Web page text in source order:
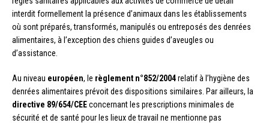
interdit formellement la présence d’animaux dans les établissements
où sont préparés, transformés, manipulés ou entreposés des denrées
alimentaires, à l’exception des chiens guides d’aveugles ou
d’assistance.
Au niveau européen, le règlement n°852/2004relatif à l’hygiène des
denrées alimentaires prévoit des dispositions similaires. Par ailleurs, la
directive 89/654/CEEconcernant les prescriptions minimales de
sécurité et de santé pour les lieux de travail ne mentionne pas